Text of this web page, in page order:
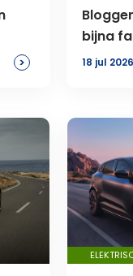
>
bijna
Lucid
18 jul 2026